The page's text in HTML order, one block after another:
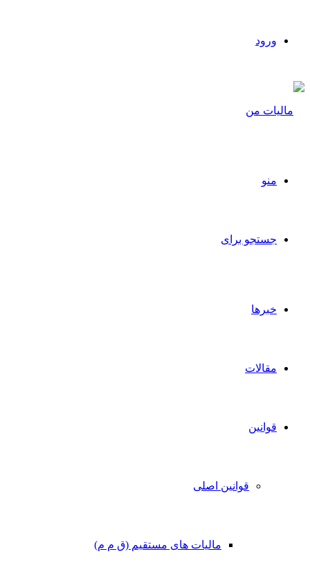
ورود
منو
جستجو برای
خبرها
مقالات
قوانین
قوانین اصلی
مالیات های مستقیم (ق م م)